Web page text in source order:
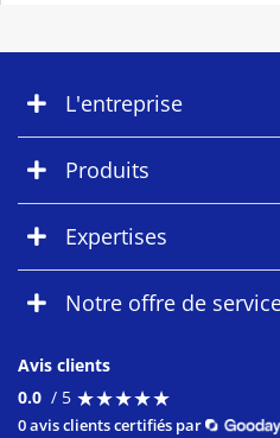
L'entreprise
Produits
Expertises
Notre offre de
Avis clients
0.0 / 5 ★★★★★
★★★★★
0 avis clients certifiés par